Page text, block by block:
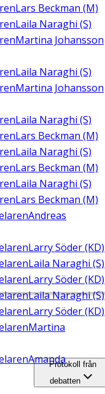
Lars Beckman (M)
Laila Naraghi (S)
Martina Johansson
Laila Naraghi (S)
Martina Johansson
Laila Naraghi (S)
Lars Beckman (M)
Laila Naraghi (S)
Lars Beckman (M)
Laila Naraghi (S)
Lars Beckman (M)
Andreas
Larry Söder (KD)
Laila Naraghi (S)
Larry Söder (KD)
Laila Naraghi (S)
Larry Söder (KD)
Martina
AmandaProtokoll från
debatten